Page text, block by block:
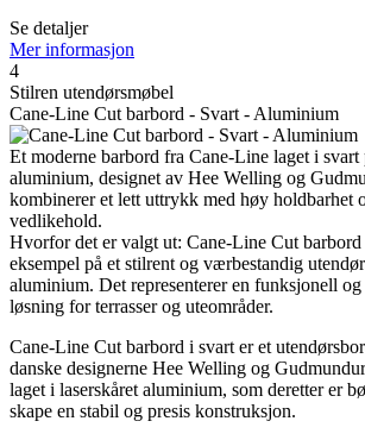
Se detaljer
Mer informasjon
4
Stilren utendørsmøbel
Cane-Line Cut barbord - Svart - Aluminium
Et moderne barbord fra Cane-Line laget i
aluminium, designet av Hee Welling og
kombinerer et lett uttrykk med høy holdbarhet
vedlikehold.
Hvorfor det er valgt ut: Cane-Line Cut barbord
eksempel på et stilrent og værbestandig
aluminium. Det representerer en funksjonell
løsning for terrasser og uteområder.
Cane-Line Cut barbord i svart er et
danske designerne Hee Welling og
laget i laserskåret aluminium, som deretter er
skape en stabil og presis konstruksjon.